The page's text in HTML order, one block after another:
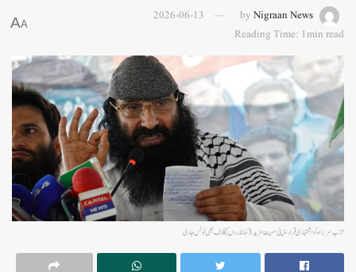
by Nigraan News
2026-06-13
Reading Time: 1min read
A
A
حزب سربراہ کو اشتہاری قرار ،ڈپٹی سمیت مزید 3کمانڈروں کیخلاف بھی نوٹس جاری